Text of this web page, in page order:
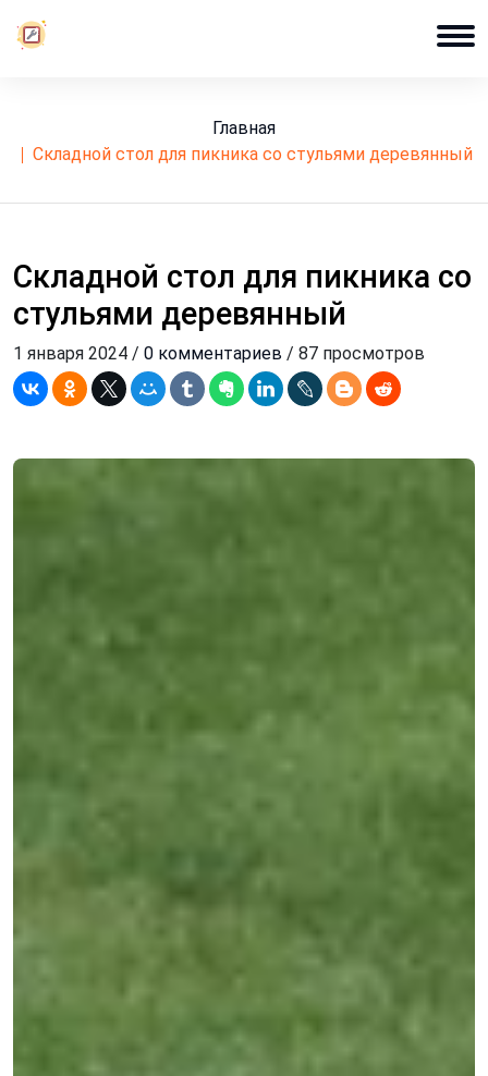
Главная
складной стол для пикника со стульями деревянный
Складной стол для пикника со
стульями деревянный
1 января 2024 / 0 комментариев / 87 просмотров